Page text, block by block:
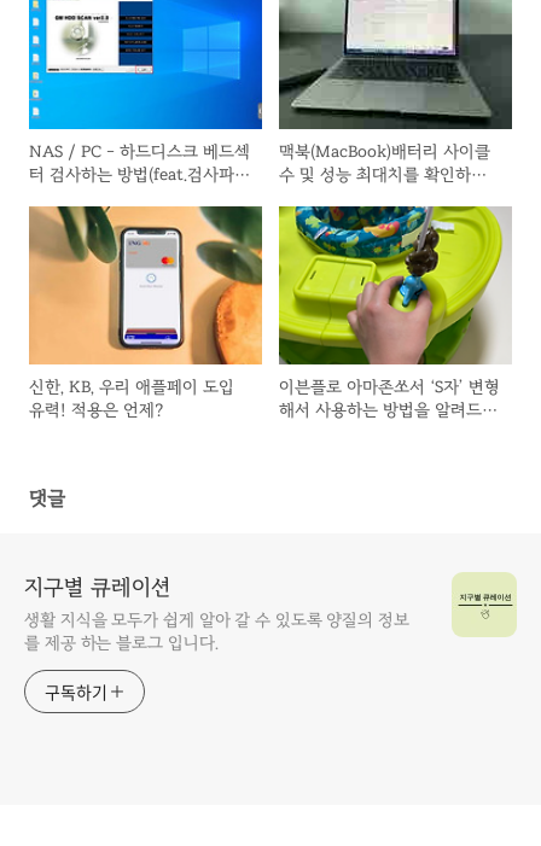
NAS / PC - 하드디스크 베드섹
터 검사하는 방법(feat.검사파일
맥북(MacBook)배터리 사이클
수 및 성능 최대치를 확인하는
신한, KB, 우리 애플페이 도입
유력! 적용은 언제?
이븐플로 아마존쏘서 ‘S자’ 변형
해서 사용하는 방법을 알려드립
댓글
지구별 큐레이션
생활 지식을 모두가 쉽게 알아 갈 수 있도록 양질의 정보
를 제공 하는 블로그 입니다.
구독하기